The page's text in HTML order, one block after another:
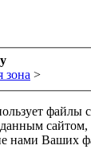
зона >
файлы
данным
нами Ваших